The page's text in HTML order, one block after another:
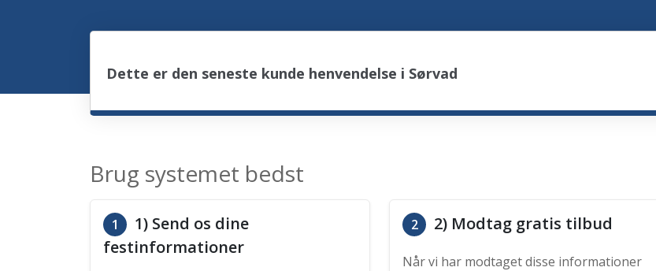
Dette er den seneste kunde henvendelse i Sørvad
Brug systemet bedst
1
1) Send os dine
festinformationer
2 2) Modtag gratis tilbud
Når vi har modtaget disse informationer